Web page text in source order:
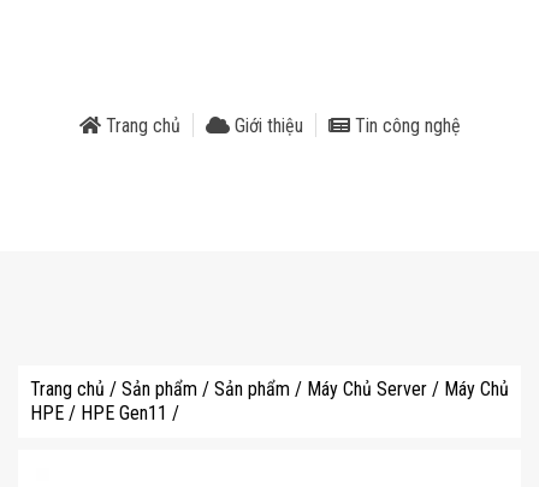
Trang chủ Giới thiệu Tin công nghệ
Trang chủ / Sản phẩm / Sản phẩm / Máy Chủ Server / Máy Chủ
HPE / HPE Gen11 /